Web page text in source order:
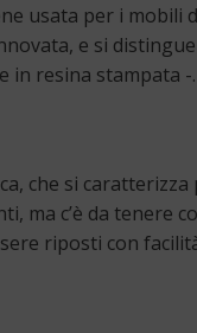
usata per i mobili
e si
in resina stampata -.
che si caratterizza
ma c’è da tenere
riposti con